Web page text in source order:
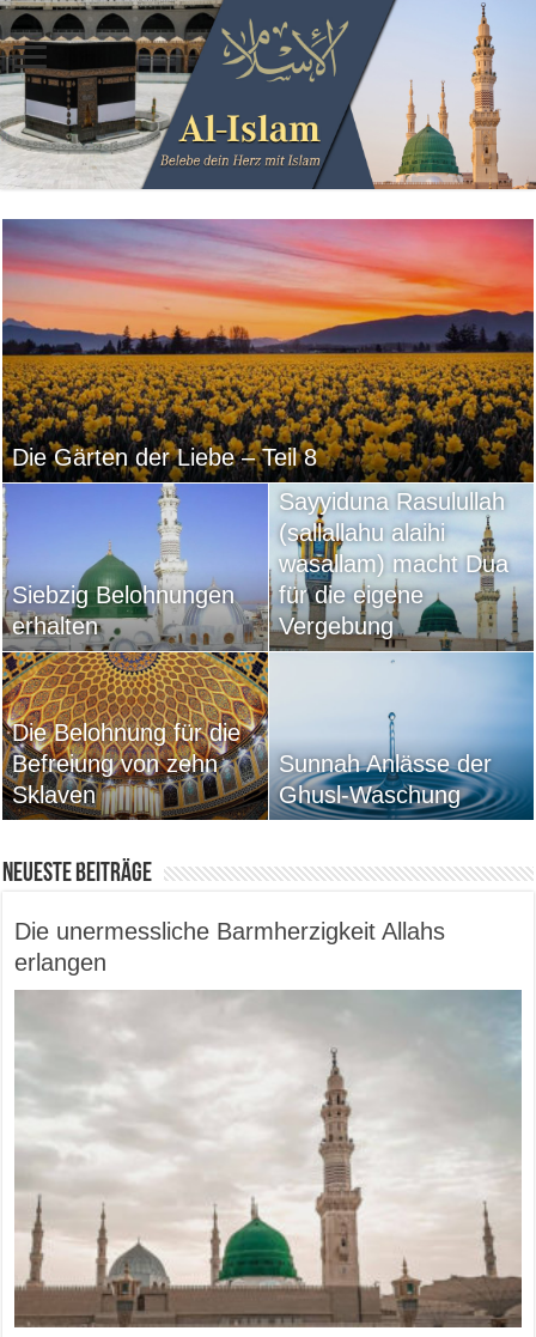
Die Gärten der Liebe – Teil 8
Siebzig Belohnungen
erhalten
Sayyiduna Rasulullah
(sallallahu alaihi
wasallam) macht Dua
für die eigene
Vergebung
Die Belohnung für die
Befreiung von zehn
Sklaven
Sunnah Anlässe der
Ghusl-Waschung
Neueste Beiträge
Die unermessliche Barmherzigkeit Allahs
erlangen